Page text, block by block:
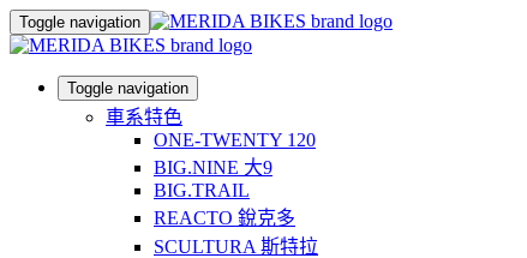
Toggle navigation
Toggle navigation
車系特色
ONE-TWENTY 120
BIG.NINE 大9
BIG.TRAIL
REACTO 銳克多
SCULTURA 斯特拉